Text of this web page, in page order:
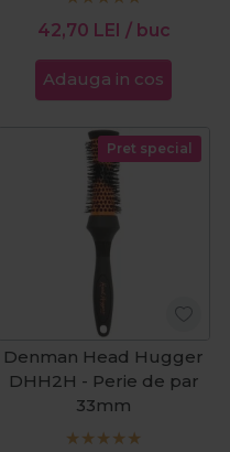
42,70 LEI / buc
Adauga in cos
Pret special
Denman Head Hugger
DHH2H - Perie de par
33mm